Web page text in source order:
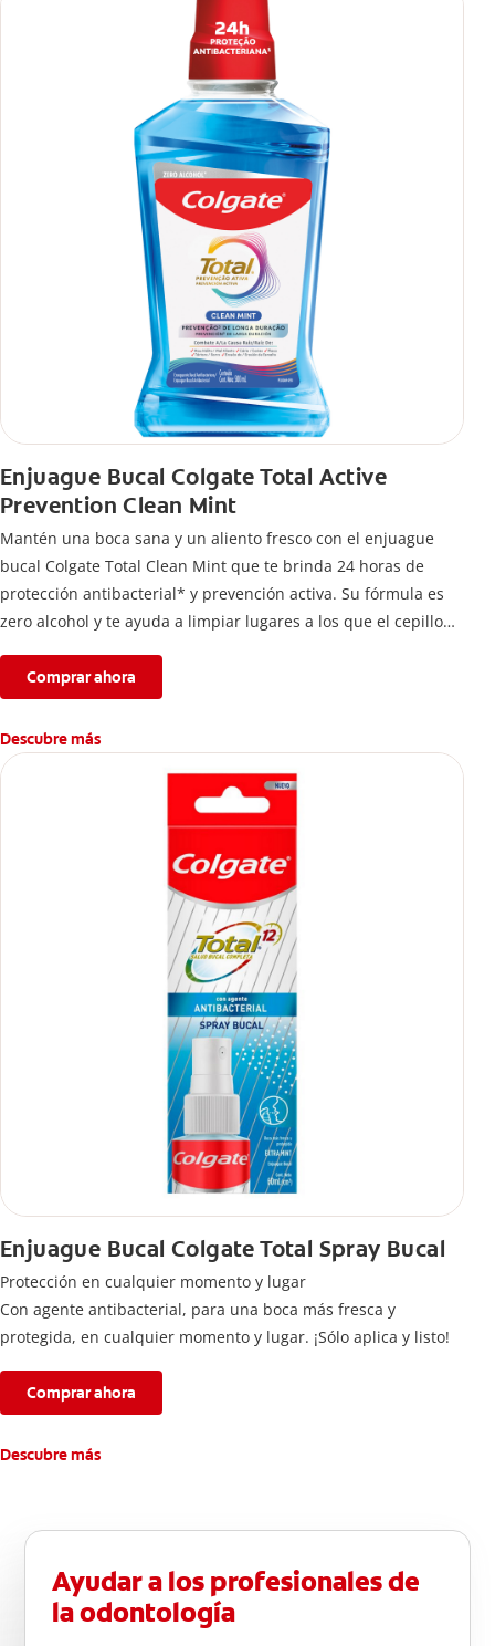
Enjuague Bucal Colgate Total Active
Prevention Clean Mint
Mantén una boca sana y un aliento fresco con el enjuague
bucal Colgate Total Clean Mint que te brinda 24 horas de
protección antibacterial* y prevención activa. Su fórmula es
zero alcohol y te ayuda a limpiar lugares a los que el cepillo
Comprar ahora
Descubre más
Enjuague Bucal Colgate Total Spray Bucal
Protección en cualquier momento y lugar
Con agente antibacterial, para una boca más fresca y
protegida, en cualquier momento y lugar. ¡Sólo aplica y listo!
Comprar ahora
Descubre más
Ayudar a los profesionales de
la odontología